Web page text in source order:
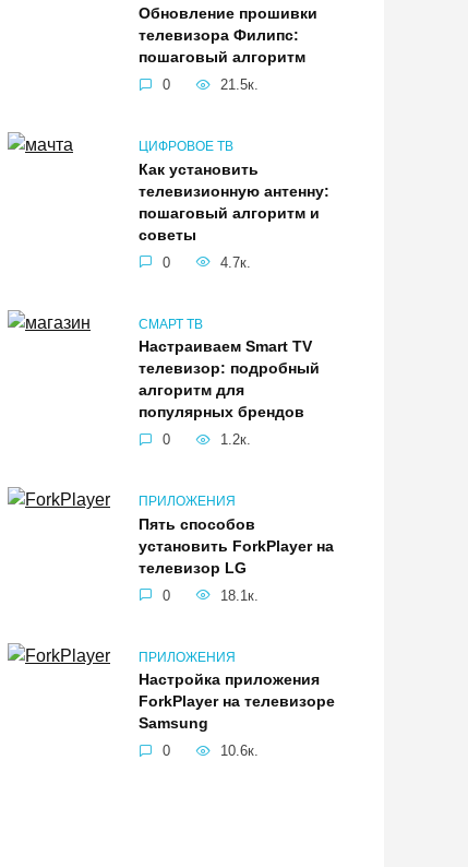
Обновление прошивки
телевизора Филипс:
пошаговый алгоритм
0 21.5к.
ЦИФРОВОЕ ТВ
Как установить
телевизионную антенну:
пошаговый алгоритм и
советы
0 4.7к.
СМАРТ ТВ
Настраиваем Smart TV
телевизор: подробный
алгоритм для
популярных брендов
0 1.2к.
ПРИЛОЖЕНИЯ
Пять способов
установить ForkPlayer на
телевизор LG
0 18.1к.
ПРИЛОЖЕНИЯ
Настройка приложения
ForkPlayer на телевизоре
Samsung
0 10.6к.